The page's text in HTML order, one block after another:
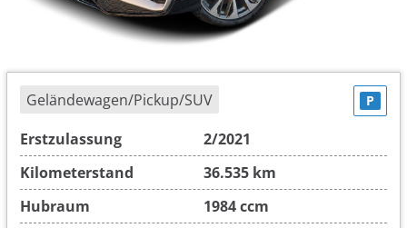
Geländewagen/Pickup/SUV P
Erstzulassung
2/2021
Kilometerstand
36.535 km
Hubraum
1984 ccm